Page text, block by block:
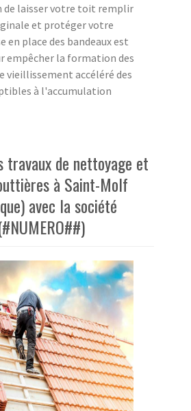
de laisser votre toit remplir
et protéger votre
en place des bandeaux est
empêcher la formation des
vieillissement accéléré des
à l'accumulation
travaux de nettoyage et
à Saint-Molf
avec la société